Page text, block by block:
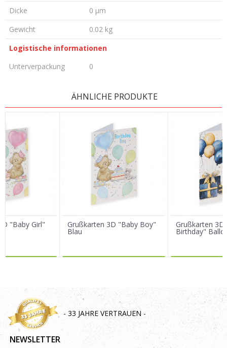
Dicke
0 µm
Gewicht
0.02 kg
Logistische informationen
Unterverpackung
0
E-Mail
Nachricht
ÄHNLICHE PRODUKTE
"Baby Girl" Grußkarten 3D "Baby Boy"
Blau
Grußkarten 3D
Birthday"
- 33 JAHRE VERTRAUEN -
NEWSLETTER